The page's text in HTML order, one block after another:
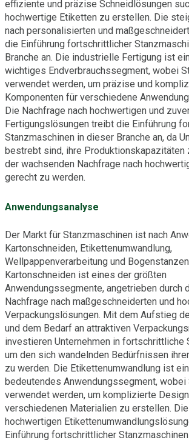
effiziente und präzise Schneidlösungen
hochwertige Etiketten zu erstellen. Die
nach personalisierten und
die Einführung fortschrittlicher
Branche an. Die industrielle Fertigung ist
wichtiges Endverbrauchssegment, wobei
verwendet werden, um präzise und
Komponenten für verschiedene
Die Nachfrage nach hochwertigen und
Fertigungslösungen treibt die Einführung
Stanzmaschinen in dieser Branche an, da
bestrebt sind, ihre Produktionskapazitäten
der wachsenden Nachfrage nach
gerecht zu werden.
Anwendungsanalyse
Der Markt für Stanzmaschinen ist nach
Kartonschneiden, Etikettenumwandlung,
Wellpappenverarbeitung und
Kartonschneiden ist eines der größten
Anwendungssegmente, angetrieben durch
Nachfrage nach maßgeschneiderten und
Verpackungslösungen. Mit dem Aufstieg
und dem Bedarf an attraktiven
investieren Unternehmen in fortschrittliche
um den sich wandelnden Bedürfnissen
zu werden. Die Etikettenumwandlung ist
bedeutendes Anwendungssegment, wobei
verwendet werden, um komplizierte
verschiedenen Materialien zu erstellen.
hochwertigen
Einführung fortschrittlicher